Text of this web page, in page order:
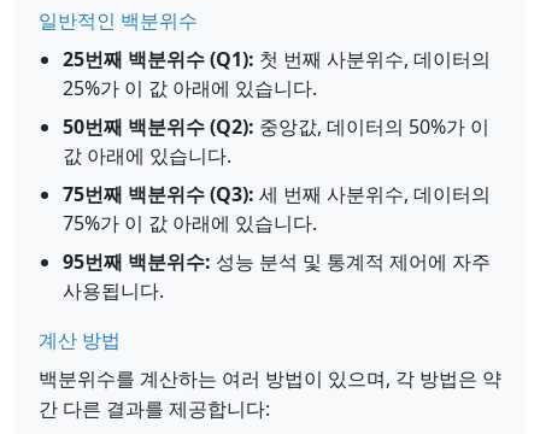
일반적인 백분위수
25번째 백분위수 (Q1): 첫 번째 사분위수, 데이터의
25%가 이 값 아래에 있습니다.
50번째 백분위수 (Q2): 중앙값, 데이터의 50%가 이
값 아래에 있습니다.
75번째 백분위수 (Q3): 세 번째 사분위수, 데이터의
75%가 이 값 아래에 있습니다.
95번째 백분위수: 성능 분석 및 통계적 제어에 자주
사용됩니다.
계산 방법
백분위수를 계산하는 여러 방법이 있으며, 각 방법은 약
간 다른 결과를 제공합니다: